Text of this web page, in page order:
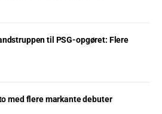
til PSG-opgøret: Flere
med flere markante debuter